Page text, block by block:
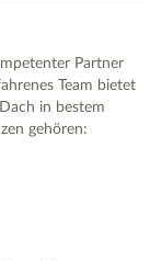
Partner
Team bietet
in bestem
gehören: